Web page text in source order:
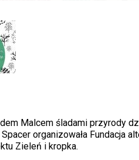
Malcem śladami przyrody
organizowała Fundacja
Zieleń i kropka.